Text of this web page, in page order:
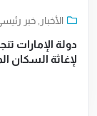
الأخبار ,خبر
دولة الإمارات
لإغاثة السكان